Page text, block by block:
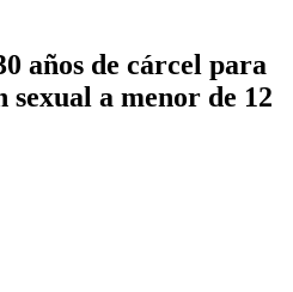
años de cárcel para
a menor de 12